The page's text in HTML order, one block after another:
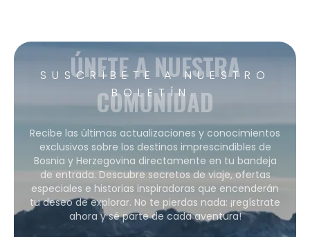
SUSCRÍBETE A NUESTRO
BOLETÍN.
ÚNETE A NUESTRA
COMUNIDAD
Recibe las últimas actualizaciones y conocimientos
exclusivos sobre los destinos imprescindibles de
Bosnia y Herzegovina directamente en tu bandeja
de entrada. Descubre secretos de viaje, ofertas
especiales e historias inspiradoras que encenderán
tu deseo de explorar. No te pierdas nada: ¡regístrate
ahora y sé parte de cada aventura!